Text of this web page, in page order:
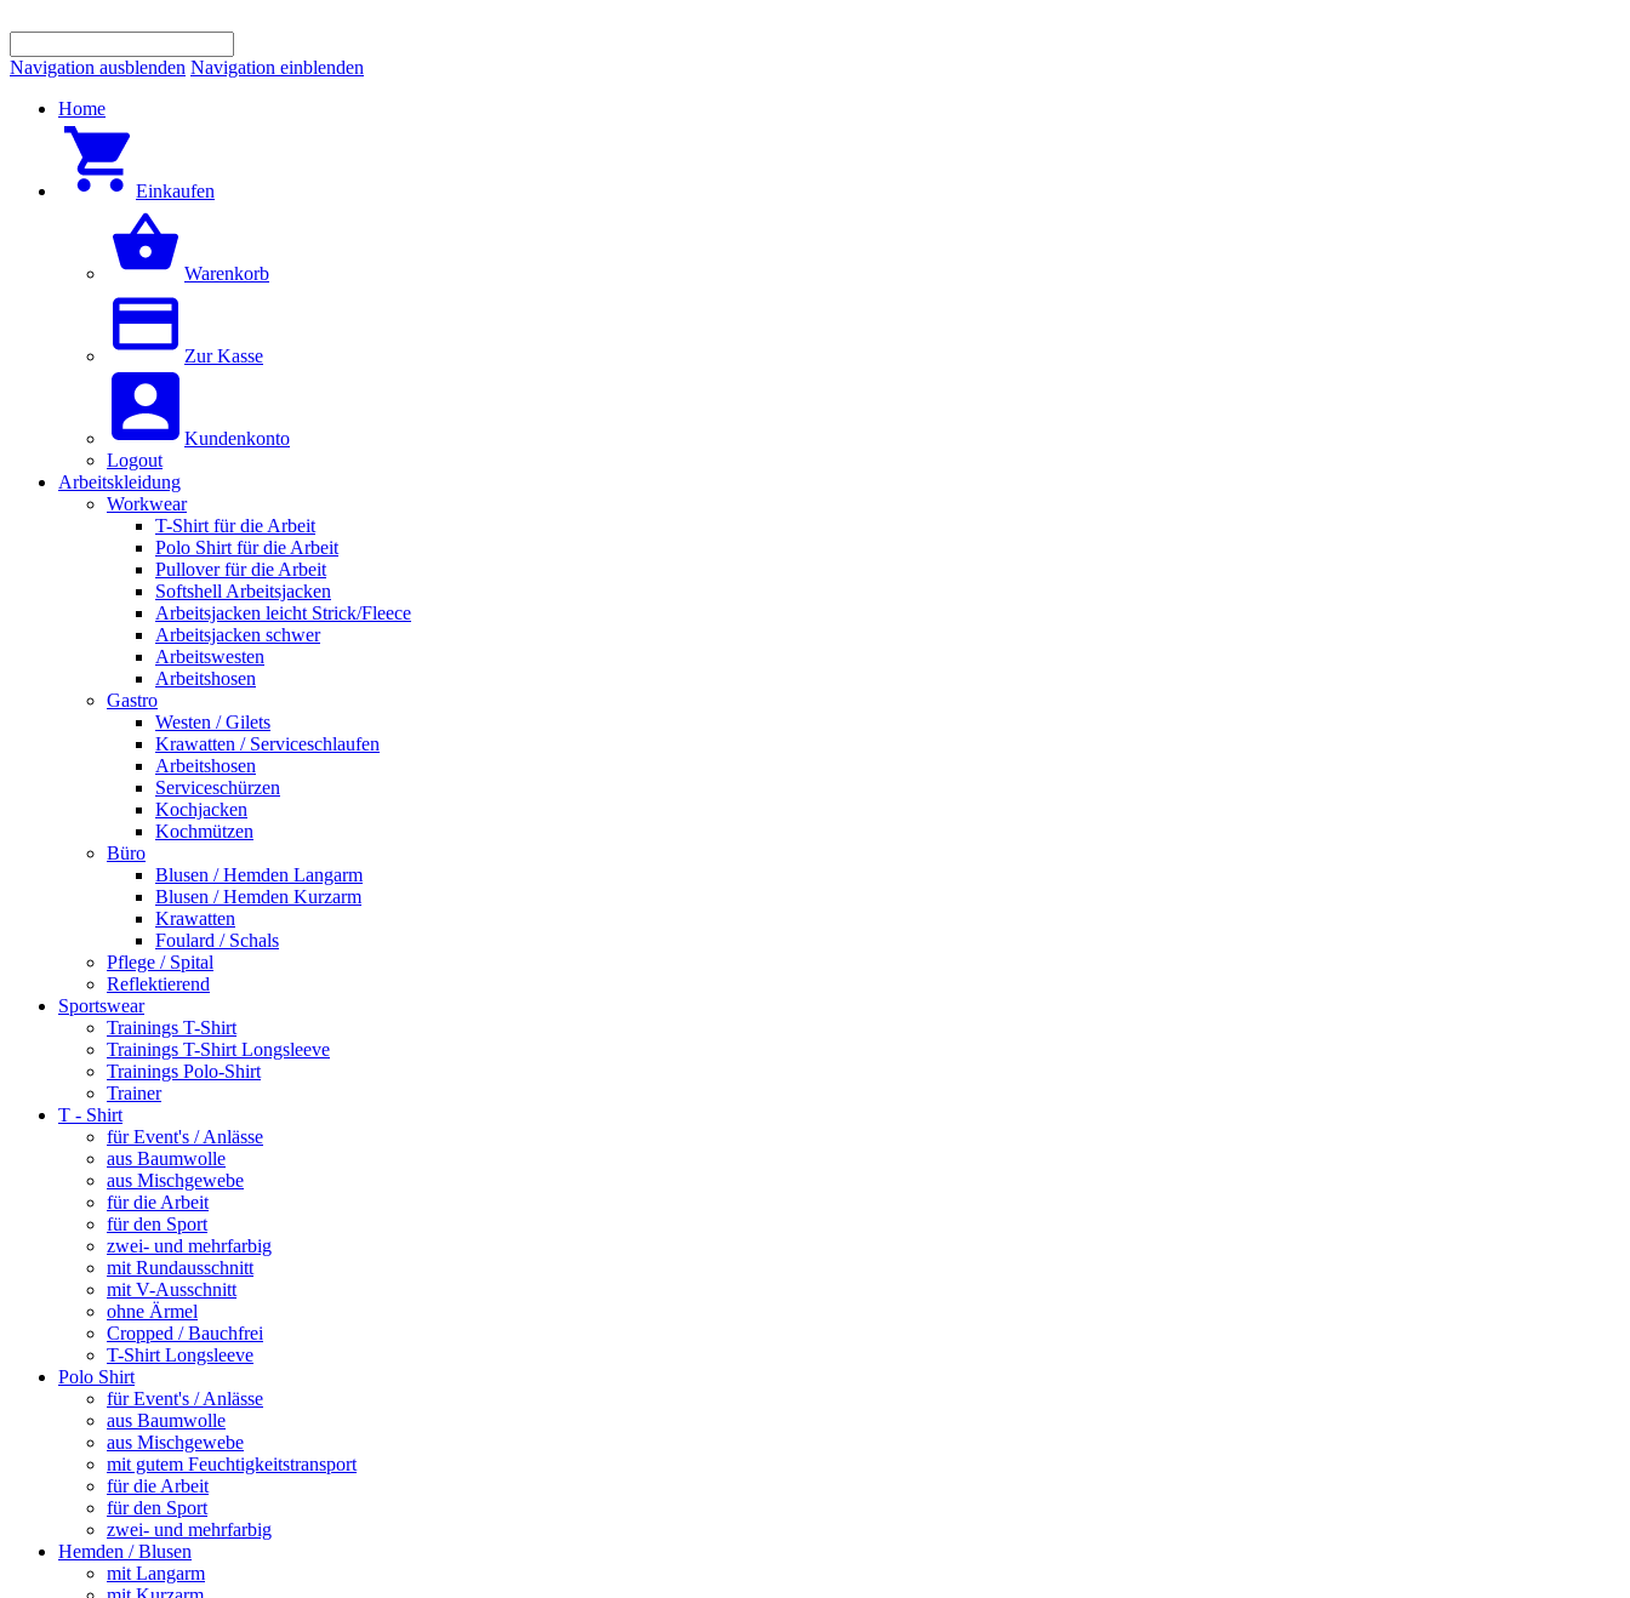
Navigation ausblenden Navigation einblenden
Home
Einkaufen
Warenkorb
Zur Kasse
Kundenkonto
Logout
Arbeitskleidung
Workwear
T-Shirt für die Arbeit
Polo Shirt für die Arbeit
Pullover für die Arbeit
Softshell Arbeitsjacken
Arbeitsjacken leicht Strick/Fleece
Arbeitsjacken schwer
Arbeitswesten
Arbeitshosen
Gastro
Westen / Gilets
Krawatten / Serviceschlaufen
Arbeitshosen
Serviceschürzen
Kochjacken
Kochmützen
Büro
Blusen / Hemden Langarm
Blusen / Hemden Kurzarm
Krawatten
Foulard / Schals
Pflege / Spital
Reflektierend
Sportswear
Trainings T-Shirt
Trainings T-Shirt Longsleeve
Trainings Polo-Shirt
Trainer
T - Shirt
für Event's / Anlässe
aus Baumwolle
aus Mischgewebe
für die Arbeit
für den Sport
zwei- und mehrfarbig
mit Rundausschnitt
mit V-Ausschnitt
ohne Ärmel
Cropped / Bauchfrei
T-Shirt Longsleeve
Polo Shirt
für Event's / Anlässe
aus Baumwolle
aus Mischgewebe
mit gutem Feuchtigkeitstransport
für die Arbeit
für den Sport
zwei- und mehrfarbig
Hemden / Blusen
mit Langarm